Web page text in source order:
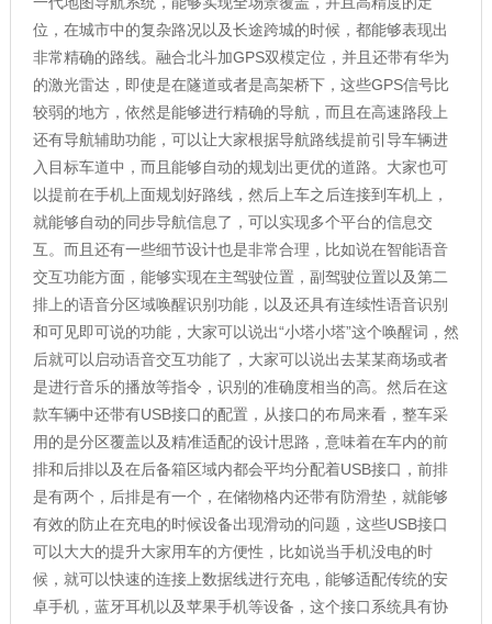
位，在城市中的复杂路况以及长途跨城的时候，都能够表现出
非常精确的路线。融合北斗加GPS双模定位，并且还带有华为
的激光雷达，即使是在隧道或者是高架桥下，这些GPS信号比
较弱的地方，依然是能够进行精确的导航，而且在高速路段上
还有导航辅助功能，可以让大家根据导航路线提前引导车辆进
入目标车道中，而且能够自动的规划出更优的道路。大家也可
以提前在手机上面规划好路线，然后上车之后连接到车机上，
就能够自动的同步导航信息了，可以实现多个平台的信息交
互。而且还有一些细节设计也是非常合理，比如说在智能语音
交互功能方面，能够实现在主驾驶位置，副驾驶位置以及第二
排上的语音分区域唤醒识别功能，以及还具有连续性语音识别
和可见即可说的功能，大家可以说出“小塔小塔”这个唤醒词，然
后就可以启动语音交互功能了，大家可以说出去某某商场或者
是进行音乐的播放等指令，识别的准确度相当的高。然后在这
款车辆中还带有USB接口的配置，从接口的布局来看，整车采
用的是分区覆盖以及精准适配的设计思路，意味着在车内的前
排和后排以及在后备箱区域内都会平均分配着USB接口，前排
是有两个，后排是有一个，在储物格内还带有防滑垫，就能够
有效的防止在充电的时候设备出现滑动的问题，这些USB接口
可以大大的提升大家用车的方便性，比如说当手机没电的时
候，就可以快速的连接上数据线进行充电，能够适配传统的安
卓手机，蓝牙耳机以及苹果手机等设备，这个接口系统具有协